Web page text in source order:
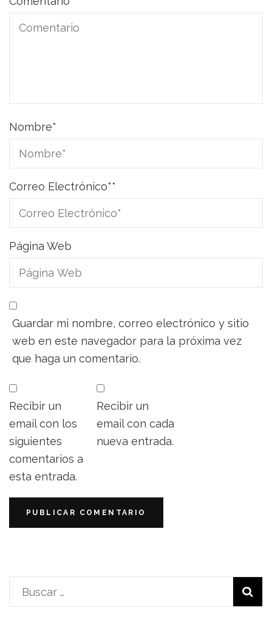
Nombre*
Correo Electrónico**
Página Web
Guardar mi nombre, correo electrónico y sitio
web en este navegador para la próxima vez
que haga un comentario.
Recibir un
email con los
siguientes
comentarios a
esta entrada.
Recibir un
email con cada
nueva entrada.
Buscar: